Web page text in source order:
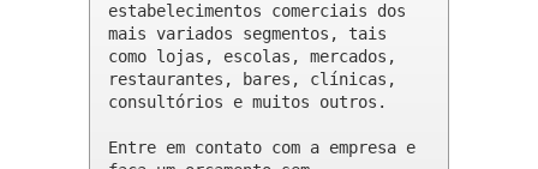
estabelecimentos comerciais dos
mais variados segmentos, tais
como lojas, escolas, mercados,
restaurantes, bares, clínicas,
consultórios e muitos outros.
Entre em contato com a empresa e